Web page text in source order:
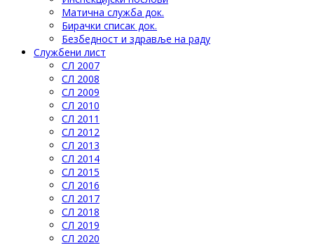
Матична служба док.
Бирачки списак док.
Безбедност и здравље на раду
Службени лист
СЛ 2007
СЛ 2008
СЛ 2009
СЛ 2010
СЛ 2011
СЛ 2012
СЛ 2013
СЛ 2014
СЛ 2015
СЛ 2016
СЛ 2017
СЛ 2018
СЛ 2019
СЛ 2020